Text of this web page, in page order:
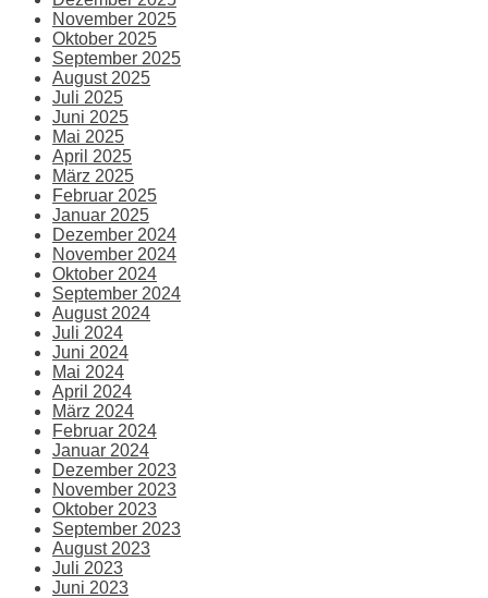
November 2025
Oktober 2025
September 2025
August 2025
Juli 2025
Juni 2025
Mai 2025
April 2025
März 2025
Februar 2025
Januar 2025
Dezember 2024
November 2024
Oktober 2024
September 2024
August 2024
Juli 2024
Juni 2024
Mai 2024
April 2024
März 2024
Februar 2024
Januar 2024
Dezember 2023
November 2023
Oktober 2023
September 2023
August 2023
Juli 2023
Juni 2023